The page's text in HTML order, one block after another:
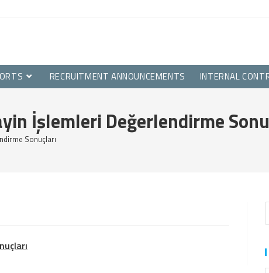
RECRUITMENT ANNOUNCEMENTS INTERNAL
İşlemleri Değerlendirme
Sonuçları